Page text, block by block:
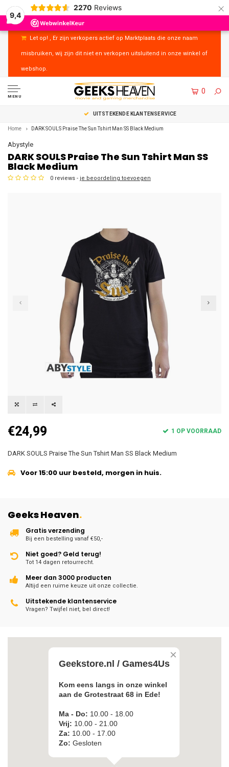
9,4
2270 Reviews ×
Let op! , Er zijn verkopers actief op Marktplaats die onze naam
misbruiken, wij zijn dit niet en verkopen uitsluitend in onze winkel of
webshop.
MENU
0
UITSTEKENDE KLANTENSERVICE
Home DARK SOULS Praise The Sun Tshirt Man SS Black Medium
Abystyle
DARK SOULS Praise The Sun Tshirt Man SS
Black Medium
0 reviews - je beoordeling toevoegen
€24,99 1 OP VOORRAAD
DARK SOULS Praise The Sun Tshirt Man SS Black Medium
Voor 15:00 uur besteld, morgen in huis.
Geeks Heaven.
Gratis verzending
Bij een bestelling vanaf €50,-
Niet goed? Geld terug!
Tot 14 dagen retourrecht.
Meer dan 3000 producten
Altijd een ruime keuze uit onze collectie.
Uitstekende klantenservice
Vragen? Twijfel niet, bel direct!